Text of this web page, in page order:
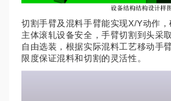
切割手臂及混料手臂能实现X/Y动作
主体滚轧设备安全，手臂切割到头采
自由选装，根据实际混料工艺移动手
限度保证混料和切割的灵活性。